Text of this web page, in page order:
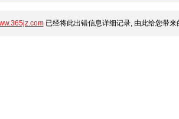
已经将此出错信息详细记录, 由此给您带来